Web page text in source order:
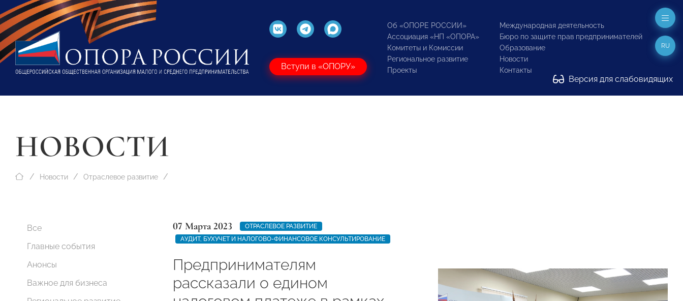
Вступи в «ОПОРУ»
Об «ОПОРЕ РОССИИ»
Ассоциация «НП «ОПОРА»
Комитеты и Комиссии
Региональное развитие
Проекты
Международная деятельность
Бюро по защите прав предпринимателей
Образование
Новости
Контакты
Версия для слабовидящих
RU
НОВОСТИ
Новости Отраслевое развитие
Все
Главные события
Анонсы
Важное для бизнеса
07 Марта 2023
ОТРАСЛЕВОЕ РАЗВИТИЕ
АУДИТ, БУХУЧЕТ И НАЛОГОВО-ФИНАНСОВОЕ КОНСУЛЬТИРОВАНИЕ
Предпринимателям
рассказали о едином